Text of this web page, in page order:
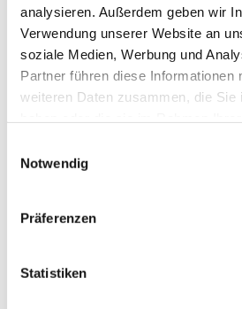
analysieren. Außerdem geben wir
Verwendung unserer Website an
soziale Medien, Werbung und
Partner führen diese Informationen
weiteren Daten zusammen, die Sie
Notwendig
Präferenzen
Statistiken
Dies könnte